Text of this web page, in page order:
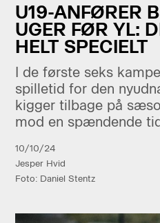
U19-ANFØRER
UGER FØR YL:
HELT SPECIELT
I de første seks
spilletid for den
kigger tilbage på
mod en spændende
10/10/24
Jesper Hvid
Foto: Daniel Stentz